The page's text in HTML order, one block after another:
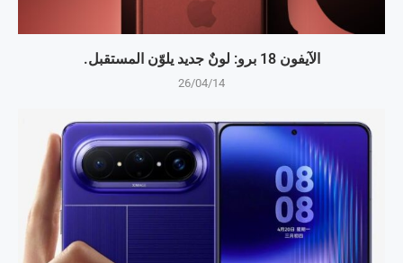
الآيفون 18 برو: لونٌ جديد يلوّن المستقبل.
26/04/14